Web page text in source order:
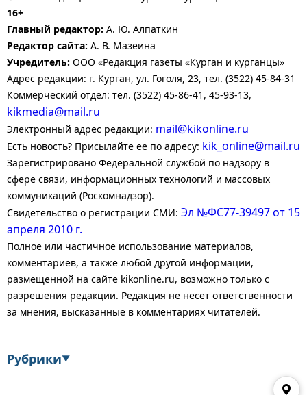
16+
Главный редактор: А. Ю. Алпаткин
Редактор сайта: А. В. Мазеина
Учредитель: ООО «Редакция газеты «Курган и курганцы»
Адрес редакции: г. Курган, ул. Гоголя, 23, тел. (3522) 45-84-31
Коммерческий отдел: тел. (3522) 45-86-41, 45-93-13,
kikmedia@mail.ru
Электронный адрес редакции: mail@kikonline.ru
Есть новость? Присылайте ее по адресу: kik_online@mail.ru
Зарегистрировано Федеральной службой по надзору в
сфере связи, информационных технологий и массовых
коммуникаций (Роскомнадзор).
Свидетельство о регистрации СМИ: Эл №ФС77-39497 от 15
апреля 2010 г.
Полное или частичное использование материалов,
комментариев, а также любой другой информации,
размещенной на сайте kikonline.ru, возможно только с
разрешения редакции. Редакция не несет ответственности
за мнения, высказанные в комментариях читателей.
Рубрики▼